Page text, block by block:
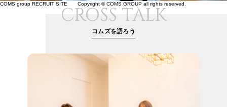
COMS group RECRUIT SITE Copyright © COMS GROUP all rights reserved.
CROSS TALK
コムズを語ろう